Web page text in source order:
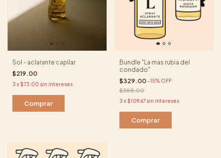
Sol - aclarante capilar
$219.00
3 x $73.00 sin intereses
Comprar
Bundle "La mas rubia del
condado"
$329.00 -15% OFF
$388.00
3 x $109.67 sin intereses